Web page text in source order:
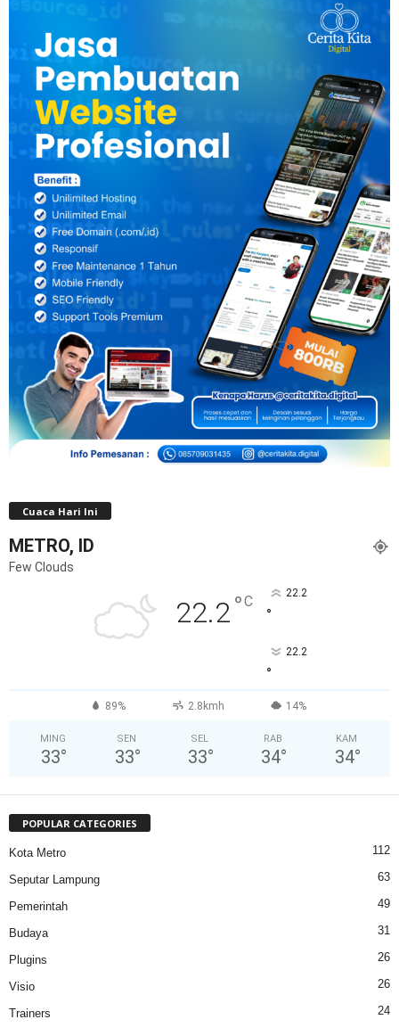
Cuaca Hari Ini
METRO, ID
Few Clouds
22.2°C 22.2
°
22.2
°
89% 2.8kmh 14%
MING
33°
SEN
33°
SEL
33°
RAB
34°
KAM
34°
POPULAR CATEGORIES
Kota Metro 112
Seputar Lampung 63
Pemerintah 49
Budaya 31
Plugins 26
Visio 26
Trainers 24